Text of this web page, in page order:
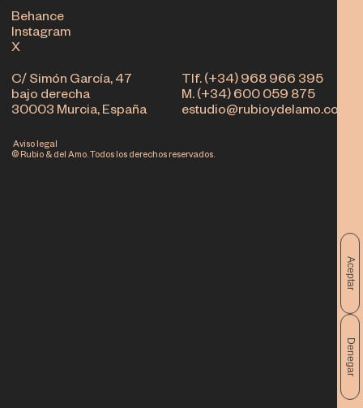
Aceptar
Denegar
Tlf. (+34) 968 966 395
M. (+34) 600 059 875
estudio@rubioydelamo.com
C/ Simón García, 47
bajo derecha
30003 Murcia, España
Behance
Instagram
X
© Rubio & del Amo. Todos los derechos reservados.
Aviso legal